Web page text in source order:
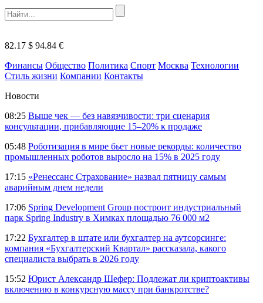
82.17 $ 94.84 €
Финансы Общество Политика Спорт Москва Технологии
Стиль жизни Компании Контакты
Новости
08:25 Выше чек — без навязчивости: три сценария
консультации, прибавляющие 15–20% к продаже
05:48 Роботизация в мире бьет новые рекорды: количество
промышленных роботов выросло на 15% в 2025 году
17:15 «Ренессанс Страхование» назвал пятницу самым
аварийным днем недели
17:06 Spring Development Group построит индустриальный
парк Spring Industry в Химках площадью 76 000 м2
17:22 Бухгалтер в штате или бухгалтер на аутсорсинге:
компания «Бухгалтерский Квартал» рассказала, какого
специалиста выбрать в 2026 году
15:52 Юрист Александр Шефер: Подлежат ли криптоактивы
включению в конкурсную массу при банкротстве?